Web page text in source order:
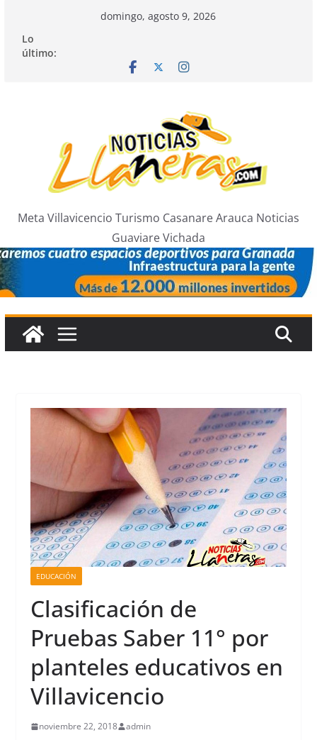
contenido
domingo, agosto 9, 2026
Lo
último:
Meta Villavicencio Turismo Casanare Arauca Noticias
Guaviare Vichada
EDUCACIÓN
Clasificación de
Pruebas Saber 11° por
planteles educativos en
Villavicencio
noviembre 22, 2018 admin